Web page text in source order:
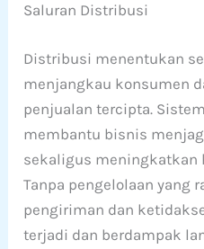
Saluran Distribusi
Distribusi menentukan
menjangkau konsumen
penjualan tercipta.
membantu bisnis
sekaligus meningkatkan
Tanpa pengelolaan yang
pengiriman dan
terjadi dan berdampak